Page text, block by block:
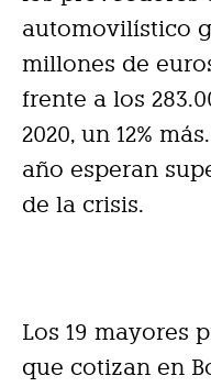
automovilístico
millones de
frente a los
2020, un 12%
año esperan
de la crisis.
Los 19 mayores
que cotizan en